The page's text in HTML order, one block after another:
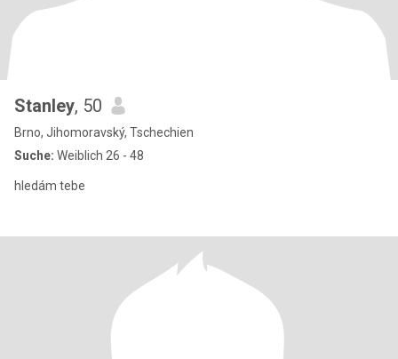
Stanley, 50
Brno, Jihomoravský, Tschechien
Suche: Weiblich 26 - 48
hledám tebe